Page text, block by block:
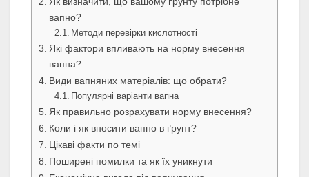
вапно?
Методи перевірки кислотності
Які фактори впливають на норму внесення
вапна?
Види вапняних матеріалів: що обрати?
Популярні варіанти вапна
Як правильно розрахувати норму внесення?
Коли і як вносити вапно в ґрунт?
Цікаві факти по темі
Поширені помилки та як їх уникнути